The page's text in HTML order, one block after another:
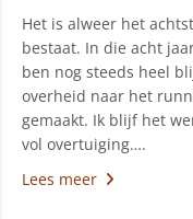
Het is alweer het
bestaat. In die acht
ben nog steeds heel
overheid naar het
gemaakt. Ik blijf het
vol overtuiging….
Lees meer